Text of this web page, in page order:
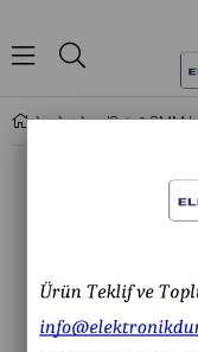
J8-130